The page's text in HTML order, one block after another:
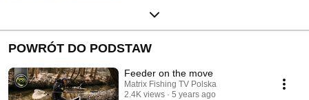
POWRÓT DO PODSTAW
Feeder on the move
Matrix Fishing TV Polska
2.4K views
5 years ago